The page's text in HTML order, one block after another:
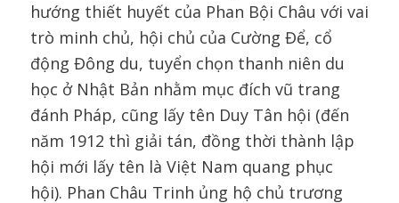
hướng thiết huyết của Phan Bội Châu với vai
trò minh chủ, hội chủ của Cường Để, cổ
động Đông du, tuyển chọn thanh niên du
học ở Nhật Bản nhằm mục đích vũ trang
đánh Pháp, cũng lấy tên Duy Tân hội (đến
năm 1912 thì giải tán, đồng thời thành lập
hội mới lấy tên là Việt Nam quang phục
hội). Phan Châu Trinh ủng hộ chủ trương